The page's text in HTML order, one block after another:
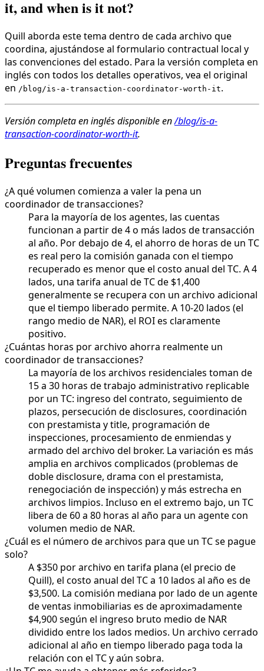
it, and when is it not?
Quill aborda este tema dentro de cada archivo que
coordina, ajustándose al formulario contractual local y
las convenciones del estado. Para la versión completa en
inglés con todos los detalles operativos, vea el original
en /blog/is-a-transaction-coordinator-worth-it.
Versión completa en inglés disponible en/blog/is-a-
transaction-coordinator-worth-it.
Preguntas frecuentes
¿A qué volumen comienza a valer la pena un
coordinador de transacciones?
Para la mayoría de los agentes, las cuentas
funcionan a partir de 4 o más lados de transacción
al año. Por debajo de 4, el ahorro de horas de un TC
es real pero la comisión ganada con el tiempo
recuperado es menor que el costo anual del TC. A 4
lados, una tarifa anual de TC de $1,400
generalmente se recupera con un archivo adicional
que el tiempo liberado permite. A 10-20 lados (el
rango medio de NAR), el ROI es claramente
positivo.
¿Cuántas horas por archivo ahorra realmente un
coordinador de transacciones?
La mayoría de los archivos residenciales toman de
15 a 30 horas de trabajo administrativo replicable
por un TC: ingreso del contrato, seguimiento de
plazos, persecución de disclosures, coordinación
con prestamista y title, programación de
inspecciones, procesamiento de enmiendas y
armado del archivo del broker. La variación es más
amplia en archivos complicados (problemas de
doble disclosure, drama con el prestamista,
renegociación de inspección) y más estrecha en
archivos limpios. Incluso en el extremo bajo, un TC
libera de 60 a 80 horas al año para un agente con
volumen medio de NAR.
¿Cuál es el número de archivos para que un TC se pague
solo?
A $350 por archivo en tarifa plana (el precio de
Quill), el costo anual del TC a 10 lados al año es de
$3,500. La comisión mediana por lado de un agente
de ventas inmobiliarias es de aproximadamente
$4,900 según el ingreso bruto medio de NAR
dividido entre los lados medios. Un archivo cerrado
adicional al año en tiempo liberado paga toda la
relación con el TC y aún sobra.